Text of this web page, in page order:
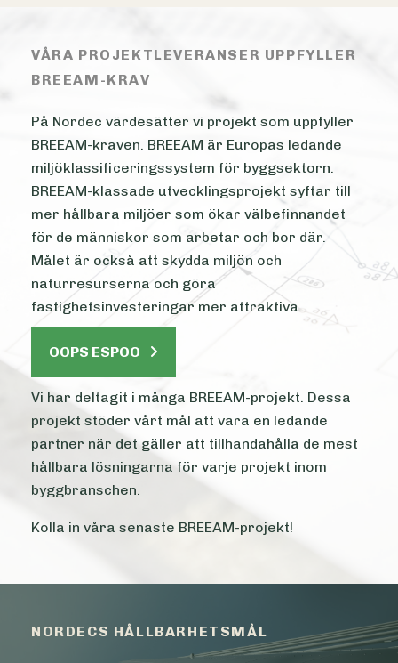
VÅRA PROJEKTLEVERANSER UPPFYLLER
BREEAM-KRAV
På Nordec värdesätter vi projekt som uppfyller
BREEAM-kraven. BREEAM är Europas ledande
miljöklassificeringssystem för byggsektorn.
BREEAM-klassade utvecklingsprojekt syftar till
mer hållbara miljöer som ökar välbefinnandet
för de människor som arbetar och bor där.
Målet är också att skydda miljön och
naturresurserna och göra
fastighetsinvesteringar mer attraktiva.
OOPS ESPOO
Vi har deltagit i många BREEAM-projekt. Dessa
projekt stöder vårt mål att vara en ledande
partner när det gäller att tillhandahålla de mest
hållbara lösningarna för varje projekt inom
byggbranschen.
Kolla in våra senaste BREEAM-projekt!
NORDECS HÅLLBARHETSMÅL